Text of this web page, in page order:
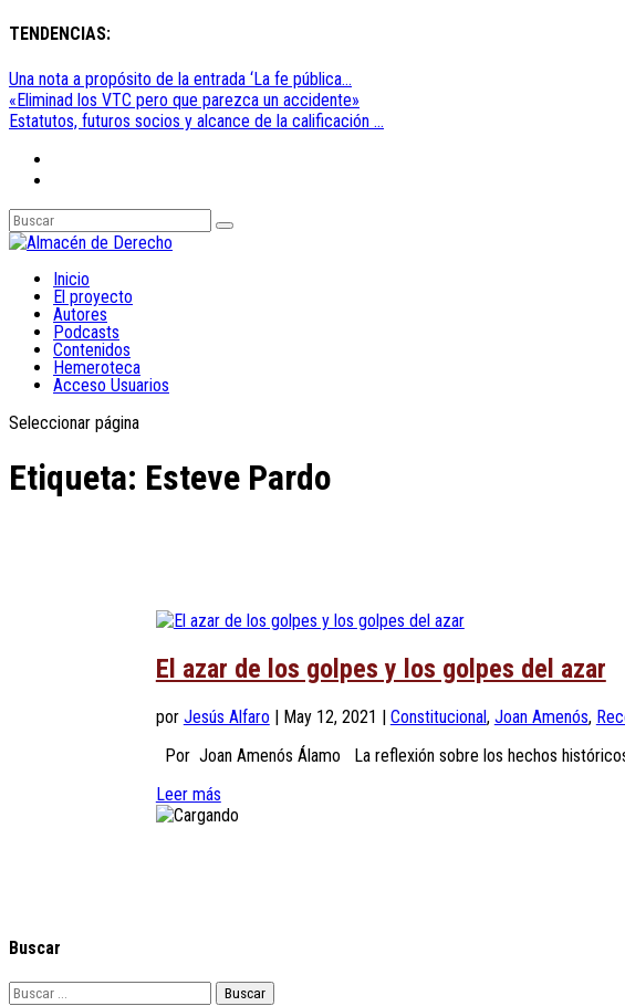
TENDENCIAS:
Una nota a propósito de la entrada ‘La fe pública...
«Eliminad los VTC pero que parezca un accidente»
Estatutos, futuros socios y alcance de la calificación ...
Inicio
El proyecto
Autores
Podcasts
Contenidos
Hemeroteca
Acceso Usuarios
Seleccionar página
Etiqueta: Esteve Pardo
El azar de los golpes y los golpes del azar
por Jesús Alfaro | May 12, 2021 | Constitucional, Joan Amenós,
Por Joan Amenós Álamo La reflexión sobre los hechos
Leer más
Buscar
Buscar: